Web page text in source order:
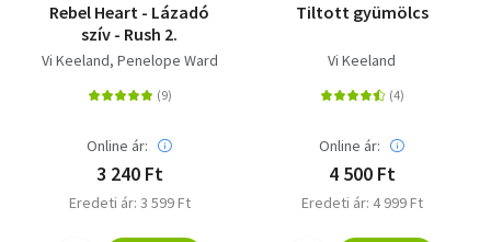
Rebel Heart - Lázadó
szív - Rush 2.
Vi Keeland Penelope Ward
Online ár:
3 240 Ft
Eredeti ár: 3 599 Ft
Tiltott gyümölcs
Vi Keeland
Online ár:
4 500 Ft
Eredeti ár: 4 999 Ft